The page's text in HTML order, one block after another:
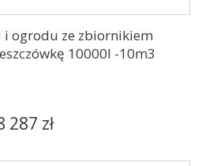
i ogrodu ze zbiornikiem
10000l -10m3
287 zł